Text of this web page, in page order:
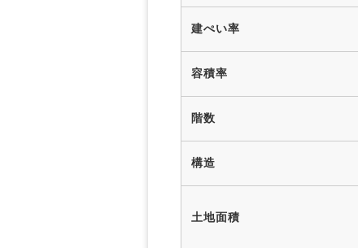
建ぺい率
容積率
階数
構造
土地面積